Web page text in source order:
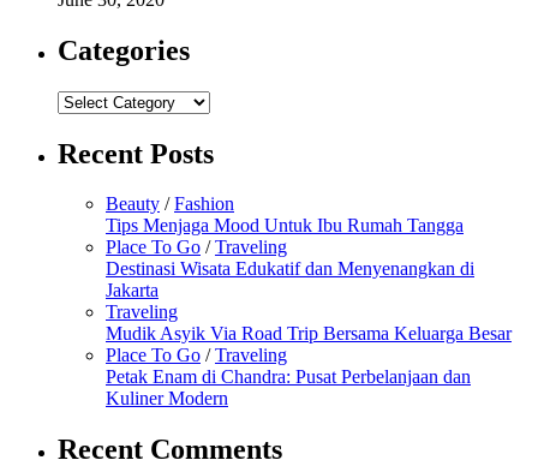
Categories
Categories
Recent Posts
Beauty /Fashion
Tips Menjaga Mood Untuk Ibu Rumah Tangga
Place To Go /Traveling
Destinasi Wisata Edukatif dan Menyenangkan di
Jakarta
Traveling
Mudik Asyik Via Road Trip Bersama Keluarga Besar
Place To Go /Traveling
Petak Enam di Chandra: Pusat Perbelanjaan dan
Kuliner Modern
Recent Comments